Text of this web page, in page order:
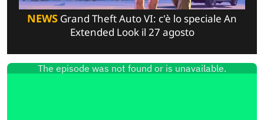
NEWS Grand Theft Auto VI: c'è lo speciale An
Extended Look il 27 agosto